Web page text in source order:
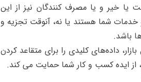
خیر و یا مصرف کنندگان نیز از این
شما هستند یا نه، آنوقت تجزیه و
باشد.
داده‌های کلیدی را برای متقاعد کردن
از ایده کسب و کار شما حمایت می کند.